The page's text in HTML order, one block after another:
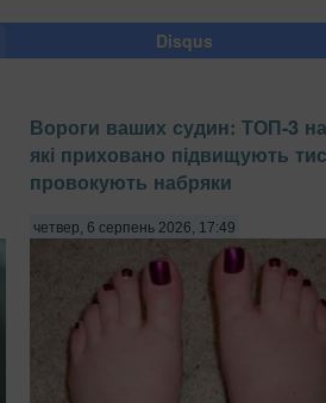
Disqus
Вороги ваших судин: ТОП-3
які приховано підвищують
провокують набряки
четвер, 6 серпень 2026, 17:49